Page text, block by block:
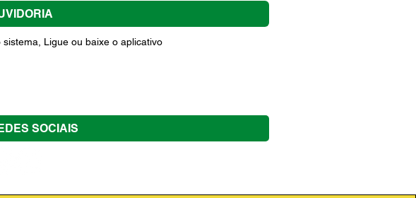
SOCIAIS
sistema, Ligue ou baixe o aplicativo